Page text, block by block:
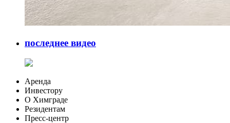
последнее видео
Аренда
Инвестору
О Химграде
Резидентам
Пресс-центр